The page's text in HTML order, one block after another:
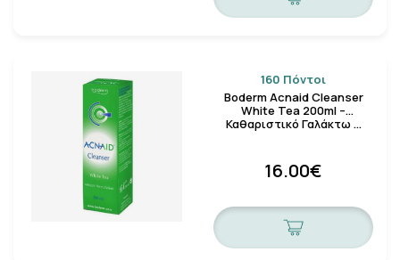
160 Πόντοι
Boderm Acnaid Cleanser
White Tea 200ml –
Καθαριστικό Γαλάκτω …
16.00€